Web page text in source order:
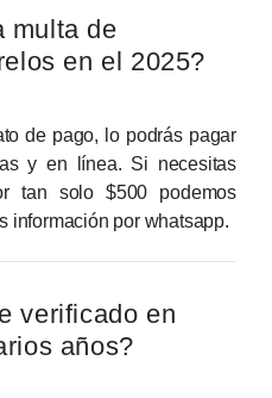
multa de
en el 2025?
de pago, lo podrás pagar
y en línea. Si necesitas
tan solo $500 podemos
información por whatsapp.
verificado en
años?